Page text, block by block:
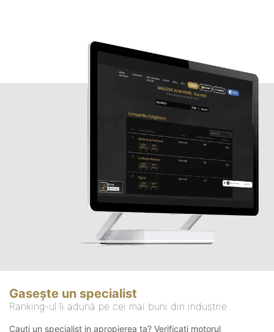
Gasește un specialist
Ranking-ul îi adună pe cei mai buni din industrie
Cauți un specialist in apropierea ta? Verificați motorul